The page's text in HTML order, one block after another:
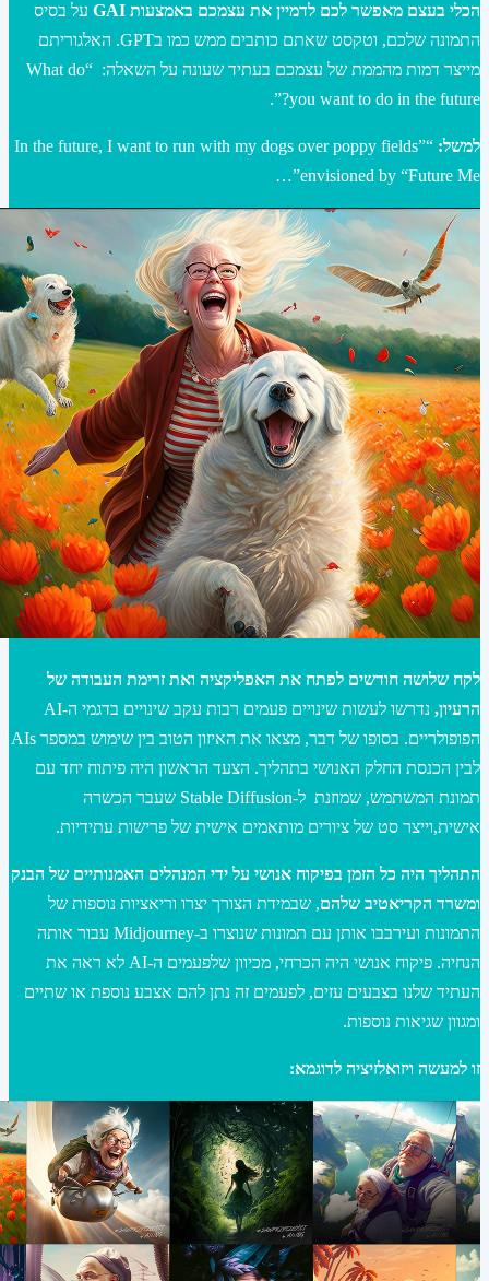
הכלי בעצם מאפשר לכם לדמיין את עצמכם באמצעות GAI
על בסיס
התמונה שלכם, וטקסט שאתם כותבים ממש כמו בGPT. האלגוריתם
מייצר דמות מהממת של עצמכם בעתיד שעונה על השאלה: “What do
you want to do in the future?”.
למשל:
“In the future, I want to run with my dogs over poppy fields”
envisioned by “Future Me”…
לקח שלושה חודשים לפתח את האפליקציה ואת זרימת העבודה של
הרעיון,
נדרשו לעשות שינויים פעמים רבות עקב שינויים בדגמי ה-AI
הפופולריים. בסופו של דבר, מצאו את האיזון הטוב בין שימוש במספר AIs
לבין הכנסת החלק האנושי בתהליך. הצעד הראשון היה פיתוח יחד עם
תמונת המשתמש, שמוזנת ל-Stable Diffusion שעבר הכשרה
אישית,וייצר סט של ציורים מותאמים אישית של פרישות עתידיות.
התהליך היה כל הזמן בפיקוח אנושי על ידי המנהלים האמנותיים של הבנק
ומשרד הקריאטיב שלהם, שבמידת הצורך יצרו וריאציות נוספות של
התמונות ועירבבו אותן עם תמונות שנוצרו ב-Midjourney עבור אותה
הנחיה. פיקוח אנושי היה הכרחי, מכיוון שלפעמים ה-AI לא ראה את
העתיד שלנו בצבעים עזים, לפעמים זה נתן להם אצבע נוספת או שתיים
ומגוון שגיאות נוספות.
זו למעשה ויזואלזיציה לדוגמא: